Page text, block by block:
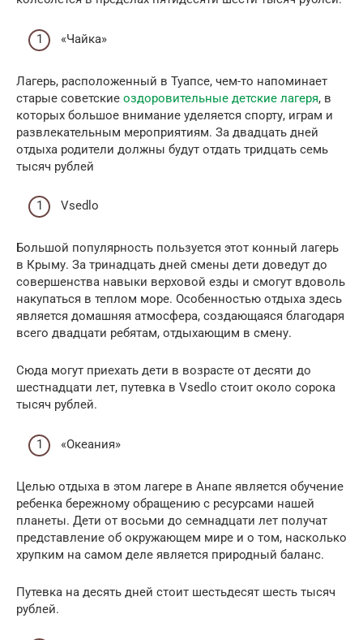
«Чайка»
Лагерь, расположенный в Туапсе, чем-то напоминает
старые советские оздоровительные детские лагеря, в
которых большое внимание уделяется спорту, играм и
развлекательным мероприятиям. За двадцать дней
отдыха родители должны будут отдать тридцать семь
тысяч рублей
Vsedlo
Большой популярность пользуется этот конный лагерь
в Крыму. За тринадцать дней смены дети доведут до
совершенства навыки верховой езды и смогут вдоволь
накупаться в теплом море. Особенностью отдыха здесь
является домашняя атмосфера, создающаяся благодаря
всего двадцати ребятам, отдыхающим в смену.
Сюда могут приехать дети в возрасте от десяти до
шестнадцати лет, путевка в Vsedlo стоит около сорока
тысяч рублей.
«Океания»
Целью отдыха в этом лагере в Анапе является обучение
ребенка бережному обращению с ресурсами нашей
планеты. Дети от восьми до семнадцати лет получат
представление об окружающем мире и о том, насколько
хрупким на самом деле является природный баланс.
Путевка на десять дней стоит шестьдесят шесть тысяч
рублей.